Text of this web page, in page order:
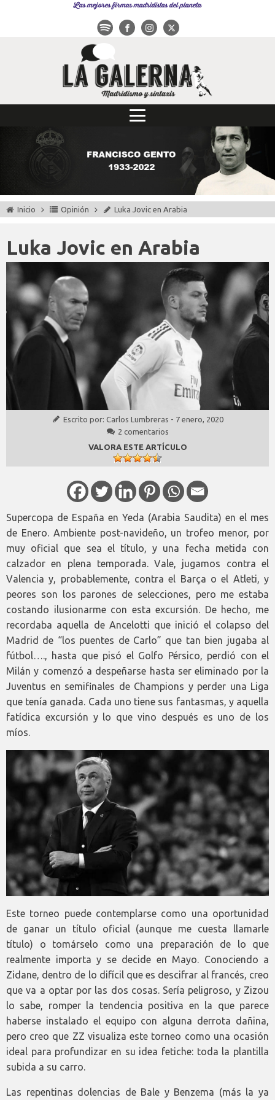
Las mejores firmas madridistas del planeta
Inicio Opinión Luka Jovic en Arabia
Luka Jovic en Arabia
Escrito por: Carlos Lumbreras - 7 enero, 2020
2 comentarios
VALORA ESTE ARTÍCULO
Supercopa de España en Yeda (Arabia Saudita) en el mes
de Enero. Ambiente post-navideño, un trofeo menor, por
muy oficial que sea el título, y una fecha metida con
calzador en plena temporada. Vale, jugamos contra el
Valencia y, probablemente, contra el Barça o el Atleti, y
peores son los parones de selecciones, pero me estaba
costando ilusionarme con esta excursión. De hecho, me
recordaba aquella de Ancelotti que inició el colapso del
Madrid de “los puentes de Carlo” que tan bien jugaba al
fútbol…., hasta que pisó el Golfo Pérsico, perdió con el
Milán y comenzó a despeñarse hasta ser eliminado por la
Juventus en semifinales de Champions y perder una Liga
que tenía ganada. Cada uno tiene sus fantasmas, y aquella
fatídica excursión y lo que vino después es uno de los
míos.
Este torneo puede contemplarse como una oportunidad
de ganar un título oficial (aunque me cuesta llamarle
título) o tomárselo como una preparación de lo que
realmente importa y se decide en Mayo. Conociendo a
Zidane, dentro de lo difícil que es descifrar al francés, creo
que va a optar por las dos cosas. Sería peligroso, y Zizou
lo sabe, romper la tendencia positiva en la que parece
haberse instalado el equipo con alguna derrota dañina,
pero creo que ZZ visualiza este torneo como una ocasión
ideal para profundizar en su idea fetiche: toda la plantilla
subida a su carro.
Las repentinas dolencias de Bale y Benzema (más la ya